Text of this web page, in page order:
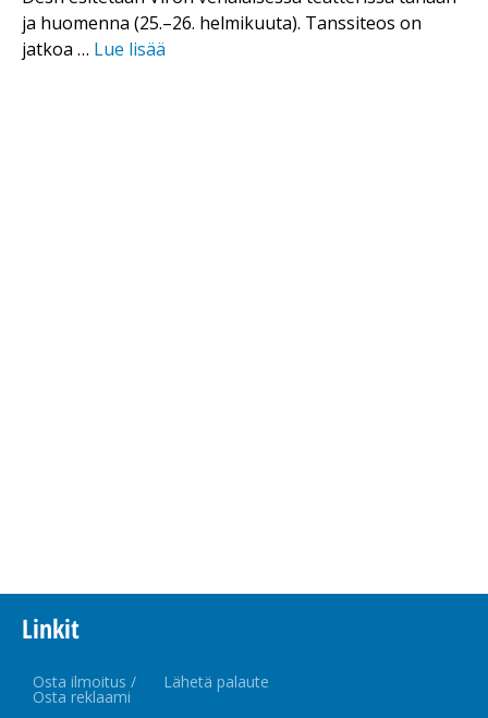
ja huomenna (25.–26. helmikuuta). Tanssiteos on
jatkoa … Lue lisää
Linkit
Osta ilmoitus /
Osta reklaami
Lähetä palaute